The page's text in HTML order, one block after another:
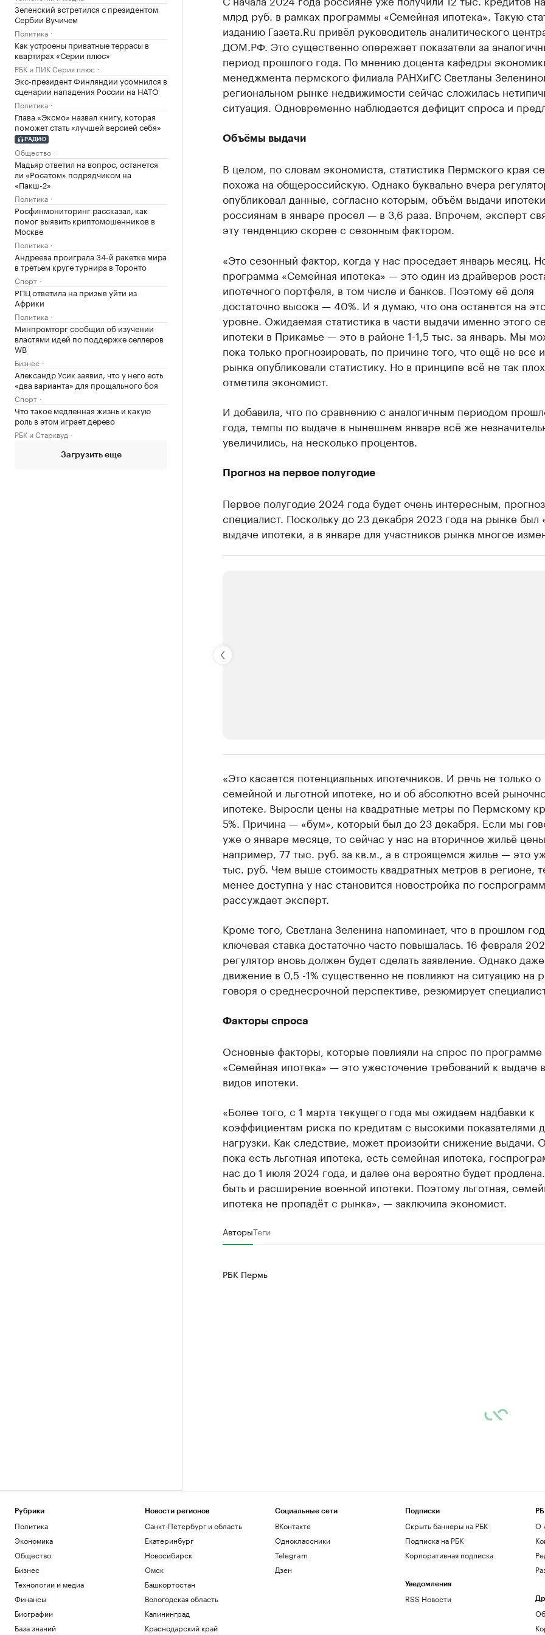
Зеленский встретился с президентом
Сербии Вучичем
Политика
Как устроены приватные террасы в
квартирах «Серии плюс»
РБК и ПИК Серия плюс
Экс-президент Финляндии усомнился в
сценарии нападения России на НАТО
Политика
Глава «Эксмо» назвал книгу, которая
поможет стать «лучшей версией себя»
РАДИО
Общество
Мадьяр ответил на вопрос, останется
ли «Росатом» подрядчиком на
«Пакш-2»
Политика
Росфинмониторинг рассказал, как
помог выявить криптомошенников в
Москве
Политика
Андреева проиграла 34-й ракетке мира
в третьем круге турнира в Торонто
Спорт
РПЦ ответила на призыв уйти из
Африки
Политика
Минпромторг сообщил об изучении
властями идей по поддержке селлеров
WB
Бизнес
Александр Усик заявил, что у него есть
«два варианта» для прощального боя
Спорт
Что такое медленная жизнь и какую
роль в этом играет дерево
РБК и Старквуд
Загрузить еще
млрд руб. в рамках программы «Семейная ипотека». Такую
изданию Газета.Ru привёл руководитель аналитического
ДОМ.РФ. Это существенно опережает показатели за
период прошлого года. По мнению доцента кафедры
менеджмента пермского филиала РАНХиГС Светланы
региональном рынке недвижимости сейчас сложилась
ситуация. Одновременно наблюдается дефицит спроса и
Объёмы выдачи
В целом, по словам экономиста, статистика Пермского края
похожа на общероссийскую. Однако буквально вчера
опубликовал данные, согласно которым, объём выдачи ипотеки
россиянам в январе просел — в 3,6 раза. Впрочем, эксперт
эту тенденцию скорее с сезонным фактором.
«Это сезонный фактор, когда у нас проседает январь месяц.
программа «Семейная ипотека» — это один из драйверов
ипотечного портфеля, в том числе и банков. Поэтому её доля
достаточно высока — 40%. И я думаю, что она останется на
уровне. Ожидаемая статистика в части выдачи именно этого
ипотеки в Прикамье — это в районе 1-1,5 тыс. за январь. Мы
пока только прогнозировать, по причине того, что ещё не все
рынка опубликовали статистику. Но в принципе всё не так
отметила экономист.
И добавила, что по сравнению с аналогичным периодом
года, темпы по выдаче в нынешнем январе всё же
увеличились, на несколько процентов.
Прогноз на первое полугодие
Первое полугодие 2024 года будет очень интересным,
специалист. Поскольку до 23 декабря 2023 года на рынке был
выдаче ипотеки, а в январе для участников рынка многое
Крупнейшие производители и продавцы медийной
Ознакомьтесь с информацией в каталоге
«Это касается потенциальных ипотечников. И речь не только о
семейной и льготной ипотеке, но и об абсолютно всей
ипотеке. Выросли цены на квадратные метры по Пермскому
5%. Причина — «бум», который был до 23 декабря. Если мы
уже о январе месяце, то сейчас у нас на вторичное жильё цены,
например, 77 тыс. руб. за кв.м., а в строящемся жилье — это
тыс. руб. Чем выше стоимость квадратных метров в регионе,
менее доступна у нас становится новостройка по
рассуждает эксперт.
Кроме того, Светлана Зеленина напоминает, что в прошлом
ключевая ставка достаточно часто повышалась. 16 февраля
регулятор вновь должен будет сделать заявление. Однако даже
движение в 0,5 -1% существенно не повлияют на ситуацию на
говоря о среднесрочной перспективе, резюмирует
Факторы спроса
Основные факторы, которые повлияли на спрос по программе
«Семейная ипотека» — это ужесточение требований к выдаче
видов ипотеки.
«Более того, с 1 марта текущего года мы ожидаем надбавки к
коэффициентам риска по кредитам с высокими показателями
нагрузки. Как следствие, может произойти снижение выдачи.
пока есть льготная ипотека, есть семейная ипотека,
нас до 1 июля 2024 года, и далее она вероятно будет
быть и расширение военной ипотеки. Поэтому льготная,
ипотека не пропадёт с рынка», — заключила экономист.
АвторыТеги
РБК Пермь
Рубрики
Политика
Экономика
Общество
Бизнес
Технологии и медиа
Финансы
Биографии
База знаний
Новости регионов
Санкт-Петербург и область
Екатеринбург
Новосибирск
Омск
Башкортостан
Вологодская область
Калининград
Краснодарский край
Социальные сети
ВКонтакте
Одноклассники
Telegram
Дзен
Подписки
Скрыть баннеры на РБК
Подписка на РБК
Корпоративная подписка
Уведомления
RSS Новости
О